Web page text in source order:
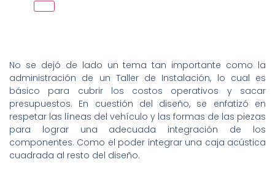
No se dejó de lado un tema tan importante como la
administración de un Taller de Instalación, lo cual es
básico para cubrir los costos operativos y sacar
presupuestos. En cuestión del diseño, se enfatizó en
respetar las líneas del vehículo y las formas de las piezas
para lograr una adecuada integración de los
componentes. Como el poder integrar una caja acústica
cuadrada al resto del diseño.